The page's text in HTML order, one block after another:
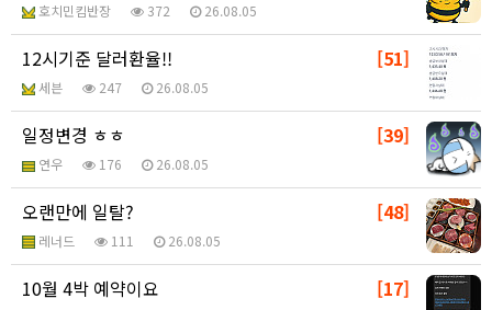
호치민킴반장 372 26.08.05
[51]
12시기준 달러환율!!
세븐 247 26.08.05
[39]
일정변경 ㅎㅎ
연우 176 26.08.05
[48]
오랜만에 일탈?
레너드 111 26.08.05
[17]
10월 4박 예약이요